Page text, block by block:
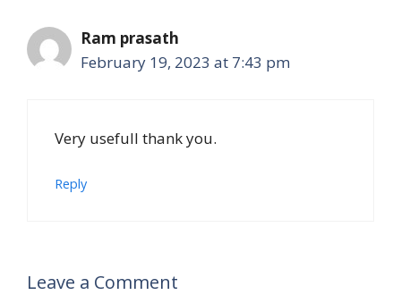
Ram prasath
February 19, 2023 at 7:43 pm
Very usefull thank you.
Reply
Leave a Comment